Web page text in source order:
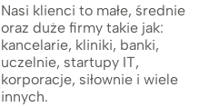
Nasi klienci to małe, średnie
oraz duże firmy takie jak:
kancelarie, kliniki, banki,
uczelnie, startupy IT,
korporacje, siłownie i wiele
innych.